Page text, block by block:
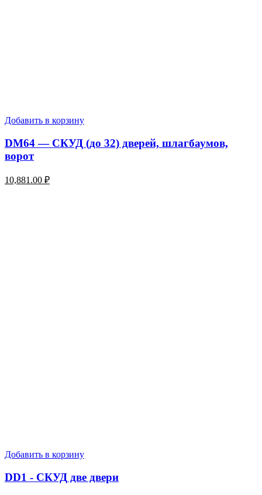
Добавить в корзину
DM64 — СКУД (до 32) дверей, шлагбаумов,
ворот
10,881.00 ₽
Добавить в корзину
DD1 - СКУД две двери